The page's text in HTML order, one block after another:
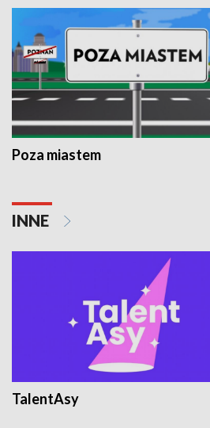
Poza miastem
INNE
TalentAsy